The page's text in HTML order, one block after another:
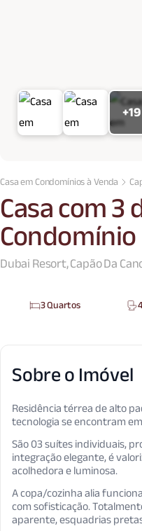
+19
Casa em Condomínios à Venda
Casa com
Dubai Resort, Capão Da
3 Quartos
Sobre o Imóvel
Residência térrea de alto
tecnologia se encontram
São 03 suítes individuais,
integração elegante, é
acolhedora e luminosa.
A copa/cozinha alia
com sofisticação.
aparente, esquadrias